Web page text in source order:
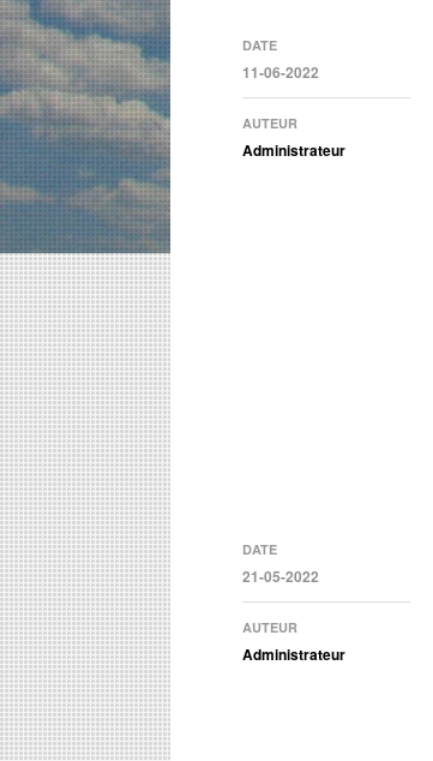
DATE
11-06-2022
AUTEUR
Administrateur
DATE
21-05-2022
AUTEUR
Administrateur